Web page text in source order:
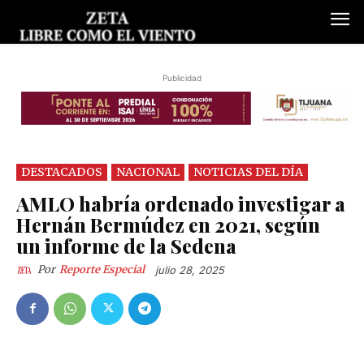
Publicidad
DESTACADOS NACIONAL NOTICIAS DEL DÍA
AMLO habría ordenado investigar a
Hernán Bermúdez en 2021, según
un informe de la Sedena
Por Reporte Especial julio 28, 2025